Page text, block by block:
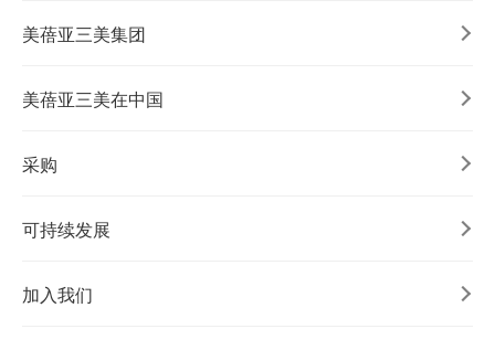
美蓓亚三美集团
美蓓亚三美在中国
采购
可持续发展
加入我们